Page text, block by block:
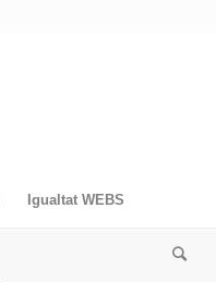
Igualtat WEBS